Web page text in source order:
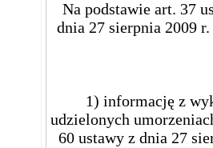
Na podstawie art. 37
dnia 27 sierpnia 2009
1) informację z
udzielonych
60 ustawy z dnia 27